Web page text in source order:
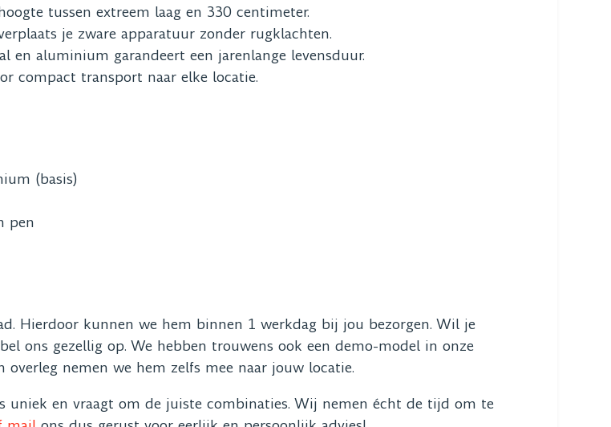
tussen extreem laag en 330 centimeter.
je zware apparatuur zonder rugklachten.
en aluminium garandeert een jarenlange levensduur.
compact transport naar elke locatie.
(basis)
pen
Hierdoor kunnen we hem binnen 1 werkdag bij jou bezorgen. Wil je
ons gezellig op. We hebben trouwens ook een demo-model in onze
nemen we hem zelfs mee naar jouw locatie.
uniek en vraagt om de juiste combinaties. Wij nemen écht de tijd om te